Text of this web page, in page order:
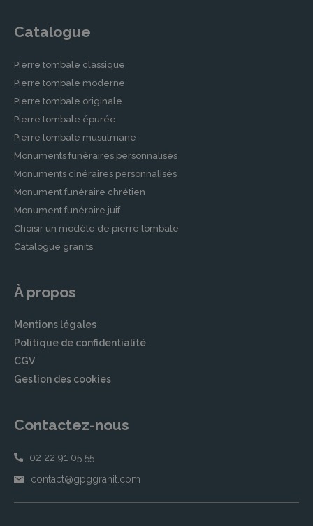
Catalogue
Pierre tombale classique
Pierre tombale moderne
Pierre tombale originale
Pierre tombale épurée
Pierre tombale musulmane
Monuments funéraires personnalisés
Monuments cinéraires personnalisés
Monument funéraire chrétien
Monument funéraire juif
Choisir un modèle de pierre tombale
Catalogue granits
À propos
Mentions légales
Politique de confidentialité
CGV
Gestion des cookies
Contactez-nous
02 22 91 05 55
contact@gpggranit.com